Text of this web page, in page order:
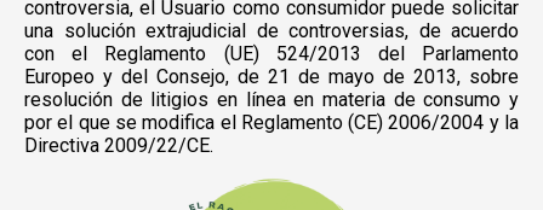
controversia, el Usuario como consumidor puede solicitar
una solución extrajudicial de controversias, de acuerdo
con el Reglamento (UE) 524/2013 del Parlamento
Europeo y del Consejo, de 21 de mayo de 2013, sobre
resolución de litigios en línea en materia de consumo y
por el que se modifica el Reglamento (CE) 2006/2004 y la
Directiva 2009/22/CE.